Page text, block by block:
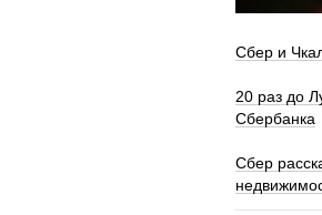
Сбер и
20 раз до
Сбербанка
Сбер